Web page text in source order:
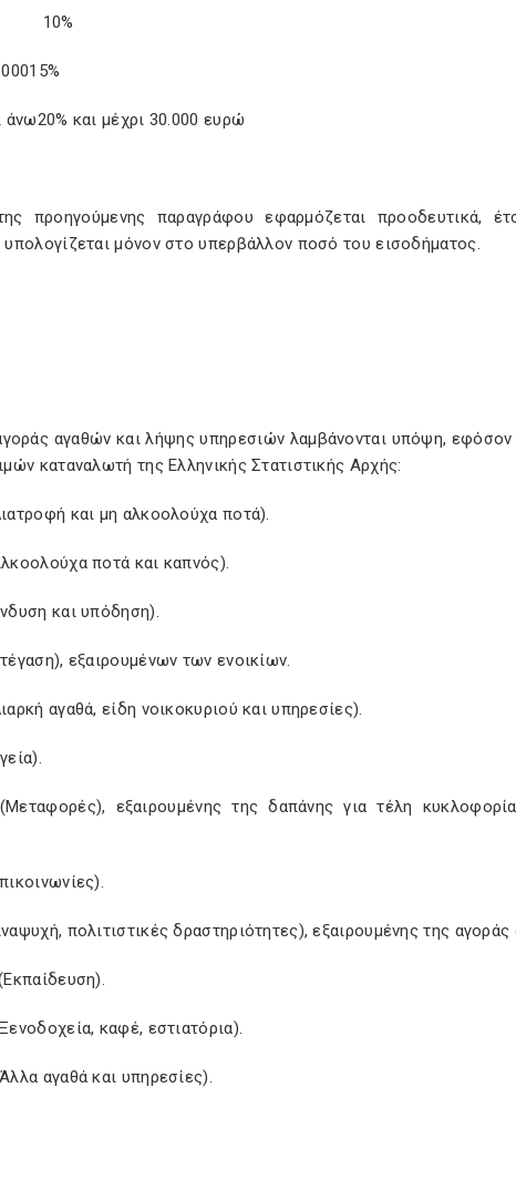
10%
άνω20% και μέχρι 30.000 ευρώ
προηγούμενης παραγράφου εφαρμόζεται προοδευτικά,
υπολογίζεται μόνον στο υπερβάλλον ποσό του εισοδήματος.
αγαθών και λήψης υπηρεσιών λαμβάνονται υπόψη,
καταναλωτή της Ελληνικής Στατιστικής Αρχής:
και μη αλκοολούχα ποτά).
ποτά και καπνός).
και υπόδηση).
εξαιρουμένων των ενοικίων.
αγαθά, είδη νοικοκυριού και υπηρεσίες).
εξαιρουμένης της δαπάνης για τέλη
πολιτιστικές δραστηριότητες), εξαιρουμένης της
καφέ, εστιατόρια).
αγαθά και υπηρεσίες).